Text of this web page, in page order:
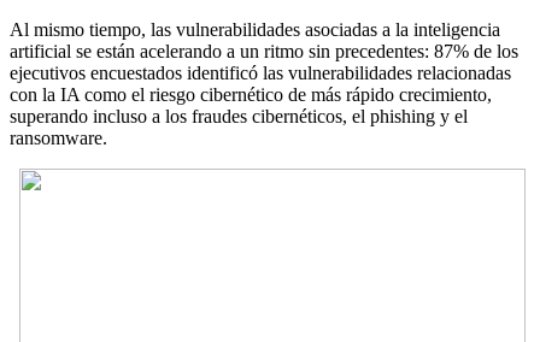
Al mismo tiempo, las vulnerabilidades asociadas a la inteligencia
artificial se están acelerando a un ritmo sin precedentes: 87% de los
ejecutivos encuestados identificó las vulnerabilidades relacionadas
con la IA como el riesgo cibernético de más rápido crecimiento,
superando incluso a los fraudes cibernéticos, el phishing y el
ransomware.